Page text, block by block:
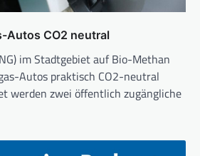
Autos CO2 neutral
im Stadtgebiet auf Bio-Methan
Autos praktisch CO2-neutral
werden zwei öffentlich zugängliche